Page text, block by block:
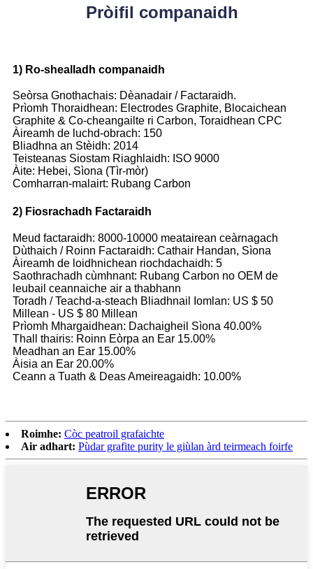
Pròifil companaidh
1) Ro-shealladh companaidh
Seòrsa Gnothachais: Dèanadair / Factaraidh.
Prìomh Thoraidhean: Electrodes Graphite, Blocaichean
Graphite & Co-cheangailte ri Carbon, Toraidhean CPC
Àireamh de luchd-obrach: 150
Bliadhna an Stèidh: 2014
Teisteanas Siostam Riaghlaidh: ISO 9000
Àite: Hebei, Sìona (Tìr-mòr)
Comharran-malairt: Rubang Carbon
2) Fiosrachadh Factaraidh
Meud factaraidh: 8000-10000 meatairean ceàrnagach
Dùthaich / Roinn Factaraidh: Cathair Handan, Sìona
Àireamh de loidhnichean riochdachaidh: 5
Saothrachadh cùmhnant: Rubang Carbon no OEM de
leubail ceannaiche air a thabhann
Toradh / Teachd-a-steach Bliadhnail Iomlan: US $ 50
Millean - US $ 80 Millean
Prìomh Mhargaidhean: Dachaigheil Sìona 40.00%
Thall thairis: Roinn Eòrpa an Ear 15.00%
Meadhan an Ear 15.00%
Àisia an Ear 20.00%
Ceann a Tuath & Deas Ameireagaidh: 10.00%
Roimhe: Còc peatroil grafaichte
Air adhart: Pùdar grafite purity le giùlan àrd teirmeach foirfe